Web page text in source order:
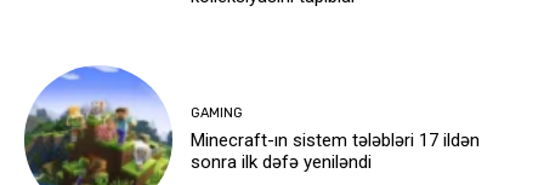
GAMING
Minecraft-ın sistem tələbləri 17 ildən
sonra ilk dəfə yeniləndi